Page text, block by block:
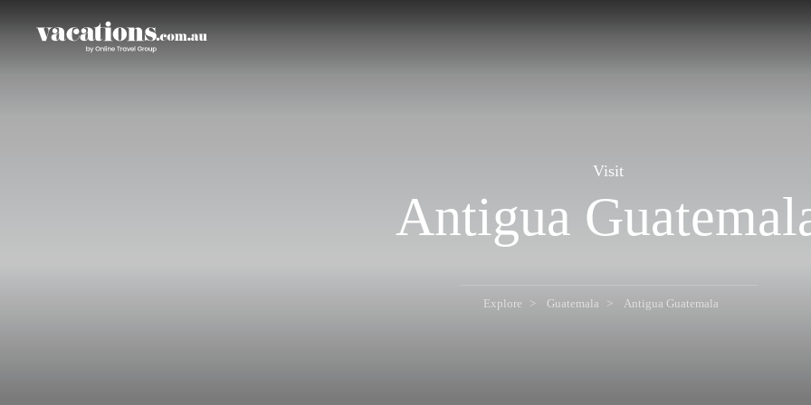
Visit
Antigua
Explore Guatemala Antigua Guatemala